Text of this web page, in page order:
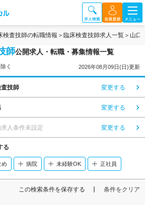
検査技師の転職情報 臨床検査技師求人一覧 山口
師公開求人・転職・募集情報一覧
く 2026年08月09日(日)更新
技師 変更する
変更する
人条件未設定 変更する
る
め 病院 未経験OK 正社員
この検索条件を保存する 条件をクリア